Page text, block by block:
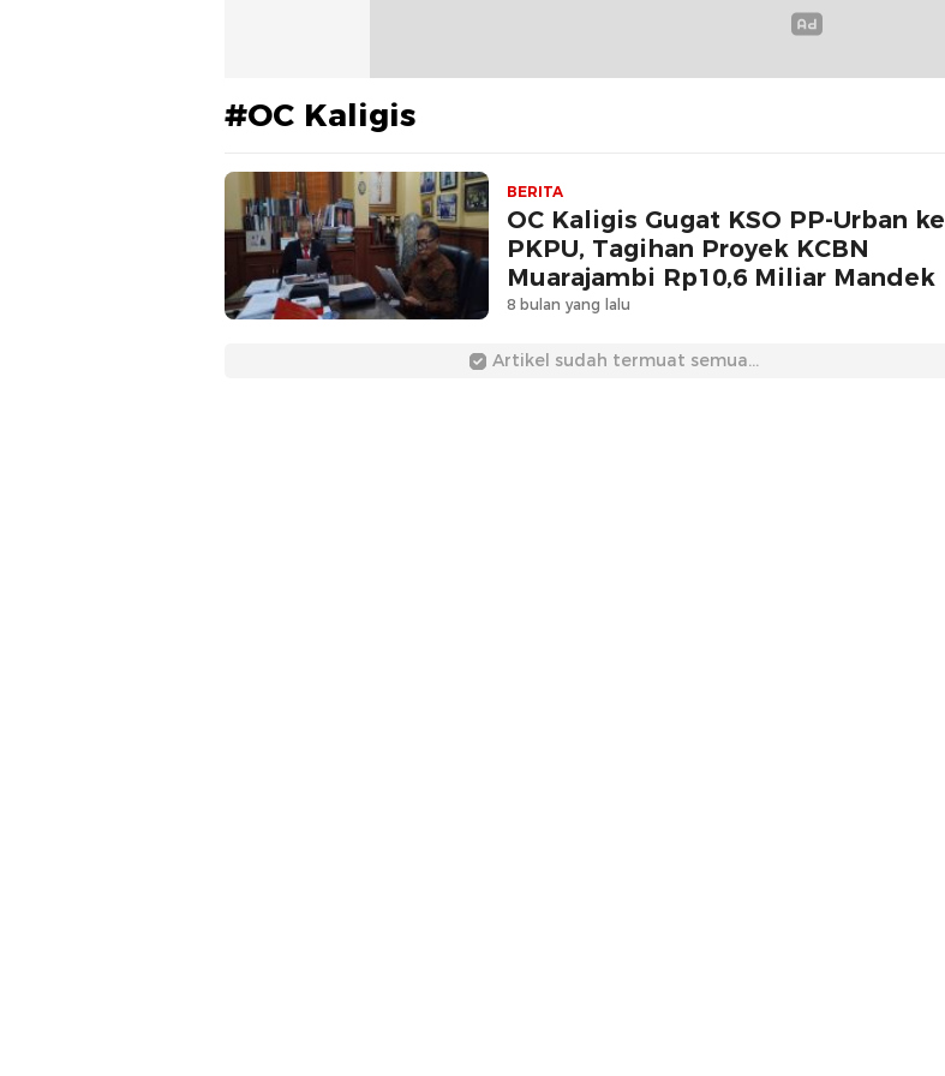
#OC Kaligis
BERITA
OC Kaligis Gugat KSO PP-Urban ke
PKPU, Tagihan Proyek KCBN
Muarajambi Rp10,6 Miliar Mandek
8 bulan yang lalu
Artikel sudah termuat semua...